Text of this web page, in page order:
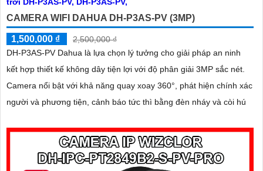
CAMERA WIFI DAHUA DH-P3AS-PV (3MP)
1,500,000 ₫
2,500,000 ₫
DH-P3AS-PV Dahua là lựa chọn lý tưởng cho giải pháp an ninh
kết hợp thiết kế không dây tiện lợi với độ phân giải 3MP sắc nét.
Camera nổi bật với khả năng quay xoay 360°, phát hiện chính xác
người và phương tiện, cảnh báo tức thì bằng đèn nháy và còi hú